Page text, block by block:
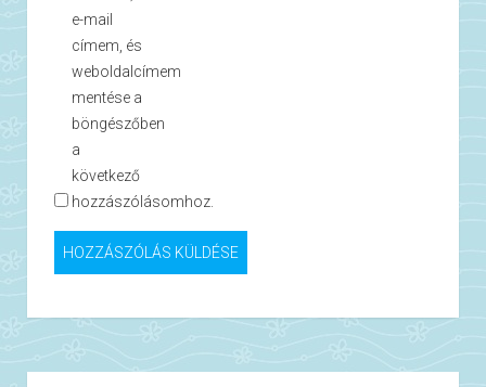
e-mail
címem, és
weboldalcímem
mentése a
böngészőben
a
következő
hozzászólásomhoz.